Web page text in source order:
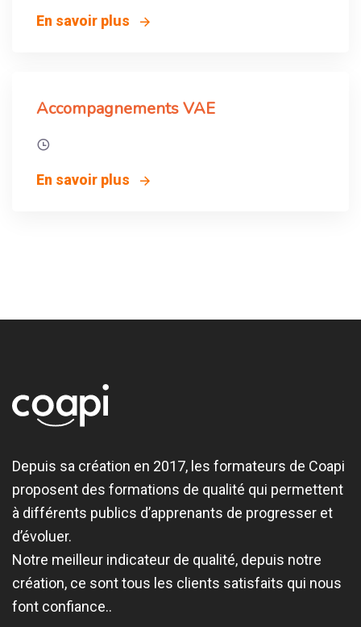
En savoir plus
Accompagnements VAE
En savoir plus
Depuis sa création en 2017, les formateurs de Coapi
proposent des formations de qualité qui permettent
à différents publics d’apprenants de progresser et
d’évoluer.
Notre meilleur indicateur de qualité, depuis notre
création, ce sont tous les clients satisfaits qui nous
font confiance..